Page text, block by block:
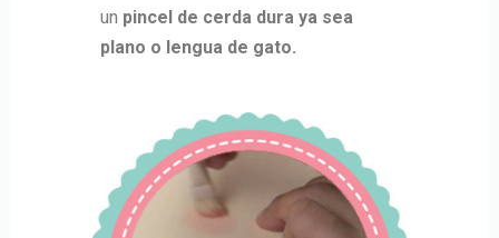
un pincel de cerda dura ya sea
plano o lengua de gato.